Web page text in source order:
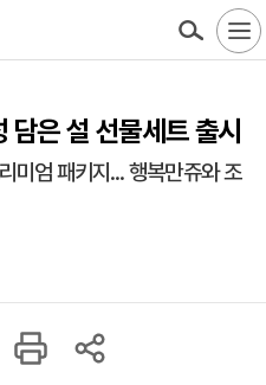
담은 설 선물세트 출시
미엄 패키지... 행복만쥬와 조